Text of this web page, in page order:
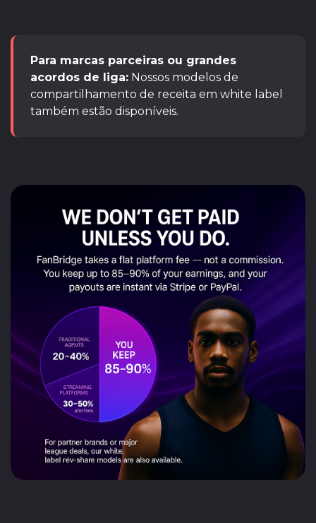
Para marcas parceiras ou grandes
acordos de liga: Nossos modelos de
compartilhamento de receita em white label
também estão disponíveis.